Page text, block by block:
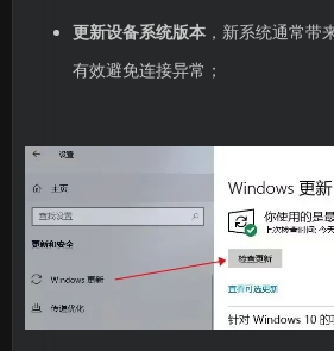
更新设备系统版本，新系统通常带
有效避免连接异常；